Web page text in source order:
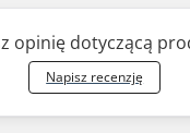
opinię dotyczącą
Napisz recenzję